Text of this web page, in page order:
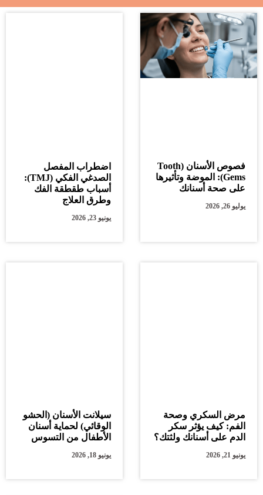
فصوص الأسنان (Tooth
Gems): الموضة وتأثيرها
على صحة أسنانك
يوليو 26, 2026
اضطراب المفصل
الصدغي الفكي (TMJ):
أسباب طقطقة الفك
وطرق العلاج
يونيو 23, 2026
مرض السكري وصحة
الفم: كيف يؤثر سكر
الدم على أسنانك ولثتك؟
يونيو 21, 2026
سيلانت الأسنان (الحشو
الوقائي) لحماية أسنان
الأطفال من التسوس
يونيو 18, 2026